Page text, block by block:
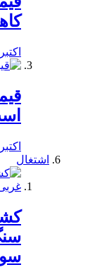
اکتبر 10, 2019
اکتبر 10, 2019
اشتغال